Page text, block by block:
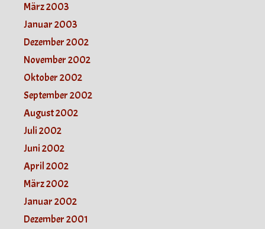
März 2003
Januar 2003
Dezember 2002
November 2002
Oktober 2002
September 2002
August 2002
Juli 2002
Juni 2002
April 2002
März 2002
Januar 2002
Dezember 2001